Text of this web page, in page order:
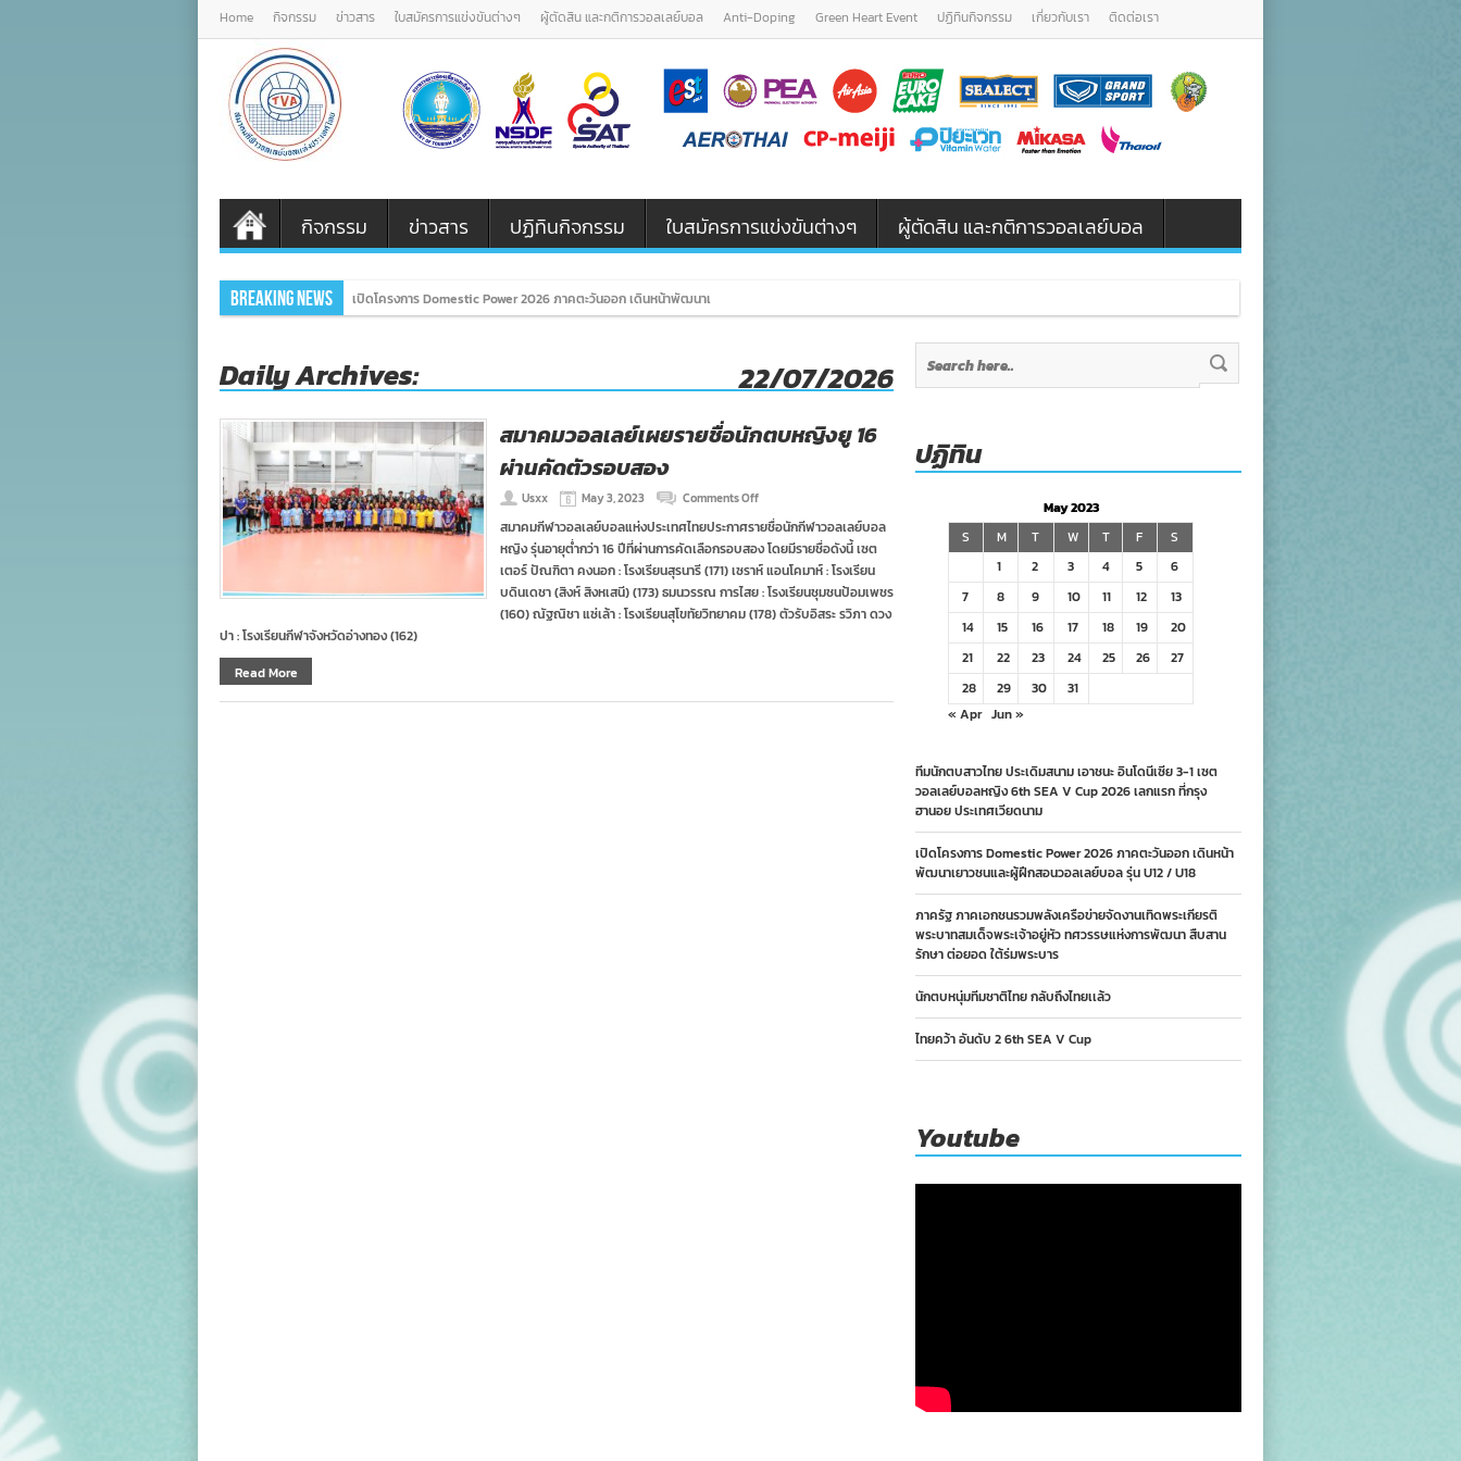
Home กิจกรรม ข่าวสาร ใบสมัครการแข่งขันต่างๆ ผู้ตัดสิน และกติการวอลเลย์บอล Anti-Doping Green Heart Event ปฏิทินกิจกรรม เกี่ยวกับเรา ติดต่อเรา
กิจกรรม ข่าวสาร ปฏิทินกิจกรรม ใบสมัครการแข่งขันต่างๆ ผู้ตัดสิน และกติการวอลเลย์บอล
Breaking News เปิดโครงการ Domestic Power 2026 ภาคตะวันออก เดินหน้าพัฒนาเยาวชนและผู้ฝึกสอนวอลเลย์บอล รุ่
Daily Archives: 22/07/2026
สมาคมวอลเลย์เผยรายชื่อนักตบหญิงยู 16
ผ่านคัดตัวรอบสอง
Usxx May 3, 2023 Comments Offon
วอลเลย์
เผย
ราย
ชื่อ
นัก
ตบ
คัด
สมาคมกีฬาวอลเลย์บอลแห่งประเทศไทยประกาศรายชื่อนักกีฬาวอลเลย์บอล
หญิง รุ่นอายุต่ำกว่า 16 ปีที่ผ่านการคัดเลือกรอบสอง โดยมีรายชื่อดังนี้ เซต
เตอร์ ปัณฑิตา คงนอก : โรงเรียนสุรนารี (171) เซราห์ แอนโคมาห์ : โรงเรียน
บดินเดชา (สิงห์ สิงหเสนี) (173) ธมนวรรณ การไสย : โรงเรียนชุมชนป้อมเพชร
(160) ณัฐณิชา แซ่เล้า : โรงเรียนสุโขทัยวิทยาคม (178) ตัวรับอิสระ รวิภา ดวง
ปา : โรงเรียนกีฬาจังหวัดอ่างทอง (162)
Read More
ปฏิทิน
May 2023
S
M T W T F
S
1
2 3 4 5
6
7
8 9 10 11 12
13
14
15 16 17 18 19
20
21
22 23 24 25 26
27
28
29 30
31
« Apr Jun »
ทีมนักตบสาวไทย ประเดิมสนาม เอาชนะ อินโดนีเซีย 3-1 เซต
วอลเลย์บอลหญิง 6th SEA V Cup 2026 เลกแรก ที่กรุง
ฮานอย ประเทศเวียดนาม
เปิดโครงการ Domestic Power 2026 ภาคตะวันออก เดินหน้า
พัฒนาเยาวชนและผู้ฝึกสอนวอลเลย์บอล รุ่น U12 / U18
ภาครัฐ ภาคเอกชนรวมพลังเครือข่ายจัดงานเทิดพระเกียรติ
พระบาทสมเด็จพระเจ้าอยู่หัว ทศวรรษแห่งการพัฒนา สืบสาน
รักษา ต่อยอด ใต้ร่มพระบาร
นักตบหนุ่มทีมชาติไทย กลับถึงไทยเเล้ว
ไทยคว้า อันดับ 2 6th SEA V Cup
Youtube